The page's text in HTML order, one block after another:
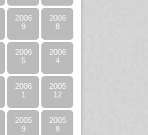
2006
9
2006
8
2006
5
2006
4
2006
1
2005
12
2005
9
2005
8